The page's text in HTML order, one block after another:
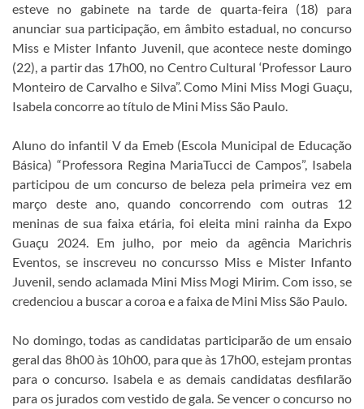
esteve no gabinete na tarde de quarta-feira (18) para
anunciar sua participação, em âmbito estadual, no concurso
Miss e Mister Infanto Juvenil, que acontece neste domingo
(22), a partir das 17h00, no Centro Cultural ‘Professor Lauro
Monteiro de Carvalho e Silva”. Como Mini Miss Mogi Guaçu,
Isabela concorre ao título de Mini Miss São Paulo.
Aluno do infantil V da Emeb (Escola Municipal de Educação
Básica) “Professora Regina MariaTucci de Campos”, Isabela
participou de um concurso de beleza pela primeira vez em
março deste ano, quando concorrendo com outras 12
meninas de sua faixa etária, foi eleita mini rainha da Expo
Guaçu 2024. Em julho, por meio da agência Marichris
Eventos, se inscreveu no concursso Miss e Mister Infanto
Juvenil, sendo aclamada Mini Miss Mogi Mirim. Com isso, se
credenciou a buscar a coroa e a faixa de Mini Miss São Paulo.
No domingo, todas as candidatas participarão de um ensaio
geral das 8h00 às 10h00, para que às 17h00, estejam prontas
para o concurso. Isabela e as demais candidatas desfilarão
para os jurados com vestido de gala. Se vencer o concurso no